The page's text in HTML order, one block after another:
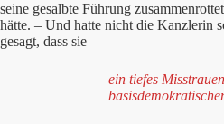
seine gesalbte Führung
hätte. – Und hatte nicht die Kanzlerin
gesagt, dass sie
ein tiefes